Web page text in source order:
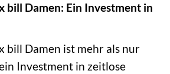
bill Damen: Ein Investment in
bill Damen ist mehr als nur
Investment in zeitlose